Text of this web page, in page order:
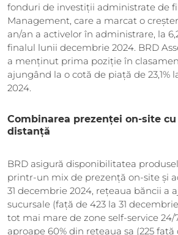
fonduri de investiții administrate de
Management, care a marcat o
an/an a activelor în administrare, la
finalul lunii decembrie 2024. BRD
a menținut prima poziție în
ajungând la o cotă de piață de 23,1%
2024.
Combinarea prezenței on-site cu
distanță
BRD asigură disponibilitatea
printr-un mix de prezență on-site și
31 decembrie 2024, rețeaua băncii a
sucursale (față de 423 la 31
tot mai mare de zone self-service 24/
aproape 60% din rețeaua sa (225 față